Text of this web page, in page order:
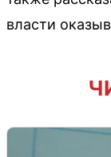
власти